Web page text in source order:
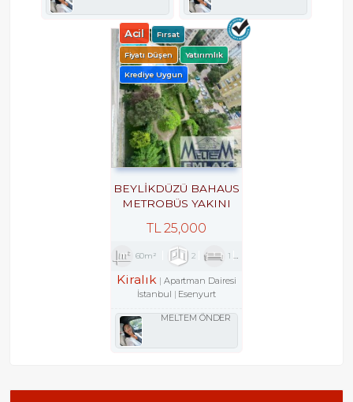
Acil Fırsat
Fiyatı Düşen Yatırımlık
Krediye Uygun
BEYLİKDÜZÜ BAHAUS
METROBÜS YAKINI
2+1
TL25,000
60m² 2 1
Kiralık
Apartman Dairesi
İstanbul
Esenyurt
MELTEM ÖNDER